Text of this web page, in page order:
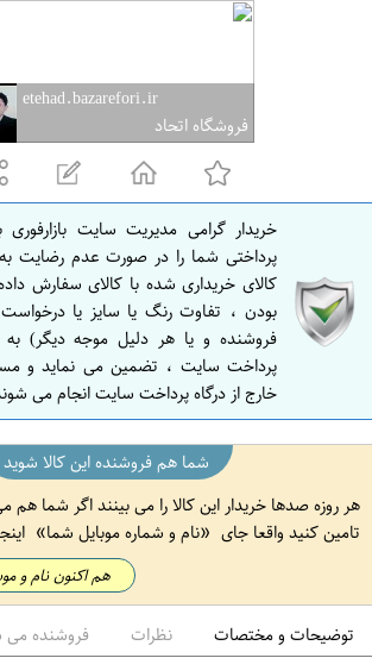
ص
ن
etehad.bazarefori.ir
فروشگاه اتحاد
خریدار گرامی مدیریت سایت
پرداختی شما را در صورت عدم رضایت
کالای خریداری شده با کالای سفارش
بودن ، تفاوت رنگ یا سایز یا
فروشنده و یا هر دلیل موجه دیگر)
پرداخت سایت ، تضمین می نماید و
خارج از درگاه پرداخت سایت انجام می
شما هم فروشنده این کالا شوید
هر روزه صدها خریدار این کالا را می بینند اگر شما هم می
تامین کنید واقعا جای
نام و شماره موبایل شما
هم اکنون نام و
توضیحات و مختصات نظرات فروشنده